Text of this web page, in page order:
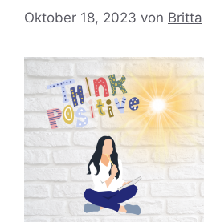
Oktober 18, 2023 von Britta